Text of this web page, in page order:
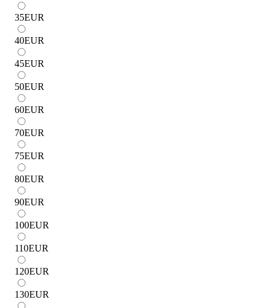
35EUR
40EUR
45EUR
50EUR
60EUR
70EUR
75EUR
80EUR
90EUR
100EUR
110EUR
120EUR
130EUR